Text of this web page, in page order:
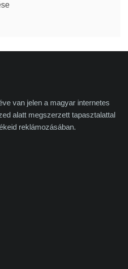
van jelen a magyar internetes
alatt megszerzett tapasztalattal
reklámozásában.